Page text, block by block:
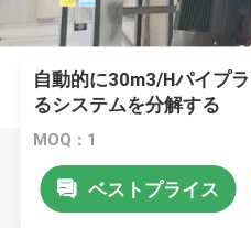
自動的に30m3/Hパイプ
るシステムを分解する
MOQ：1
ベストプライス